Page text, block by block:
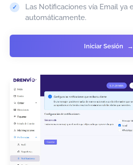
Las Notificaciones vía Email ya
automáticamente.
Iniciar Sesión